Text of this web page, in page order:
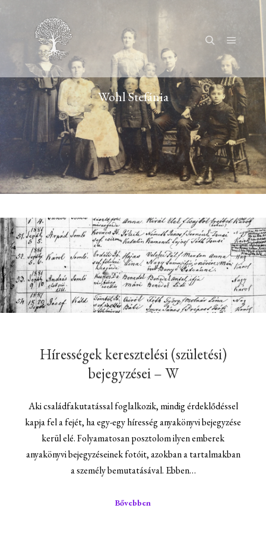
KeresésFőmenü
Wohl Stefánia
Hírességek keresztelési (születési)
bejegyzései – W
Aki családfakutatással foglalkozik, mindig érdeklődéssel
kapja fel a fejét, ha egy-egy híresség anyakönyvi bejegyzése
kerül elé. Folyamatosan posztolom ilyen emberek
anyakönyvi bejegyzéseinek fotóit, azokban a tartalmakban
a személy bemutatásával. Ebben…
Bővebben